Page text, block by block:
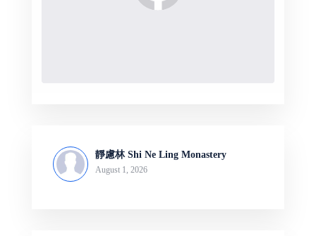
靜慮林 Shi Ne Ling Monastery
August 1, 2026